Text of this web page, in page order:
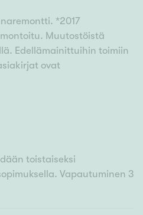
*2017
Muutostöistä
Edellämainittuihin toimiin
ovat
toistaiseksi
Vapautuminen 3